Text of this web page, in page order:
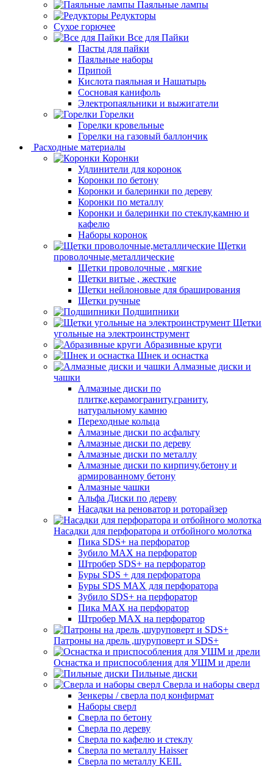
Паяльные лампы
Редукторы
Сухое горючее
Все для Пайки
Пасты для пайки
Паяльные наборы
Припой
Кислота паяльная и Нашатырь
Сосновая канифоль
Электропаяльники и выжигатели
Горелки
Горелки кровельные
Горелки на газовый баллончик
Расходные материалы
Коронки
Удлинители для коронок
Коронки по бетону
Коронки и балеринки по дереву
Коронки по металлу
Коронки и балеринки по стеклу,камню и
кафелю
Наборы коронок
Щетки
проволочные,металлические
Щетки проволочные , мягкие
Щетки витые , жесткие
Щетки нейлоновые для браширования
Щетки ручные
Подшипники
Щетки
угольные на электроинструмент
Абразивные круги
Шнек и оснастка
Алмазные диски и
чашки
Алмазные диски по
плитке,керамограниту,граниту,
натуральному камню
Переходные кольца
Алмазные диски по асфальту
Алмазные диски по дереву
Алмазные диски по металлу
Алмазные диски по кирпичу,бетону и
армированному бетону
Алмазные чашки
Альфа Диски по дереву
Насадки на реноватор и роторайзер
Насадки для перфоратора и отбойного молотка
Пика SDS+ на перфоратор
Зубило MAX на перфоратор
Штробер SDS+ на перфоратор
Буры SDS + для перфоратора
Буры SDS MAX для перфоратора
Зубило SDS+ на перфоратор
Пика MAX на перфоратор
Штробер MAX на перфоратор
Патроны на дрель ,шуруповерт и SDS+
Оснастка и приспособления для УШМ и дрели
Пильные диски
Сверла и наборы сверл
Зенкеры / сверла под конфирмат
Наборы сверл
Сверла по бетону
Сверла по дереву
Сверла по кафелю и стеклу
Сверла по металлу Haisser
Сверла по металлу KEIL